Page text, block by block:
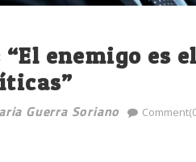
enemigo es
Guerra Soriano